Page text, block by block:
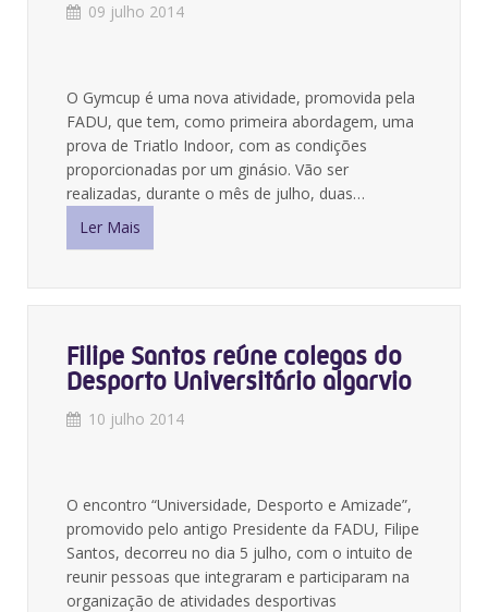
09 julho 2014
O Gymcup é uma nova atividade, promovida pela
FADU, que tem, como primeira abordagem, uma
prova de Triatlo Indoor, com as condições
proporcionadas por um ginásio. Vão ser
realizadas, durante o mês de julho, duas…
Ler Mais
Filipe Santos reúne colegas do
Desporto Universitário algarvio
10 julho 2014
O encontro “Universidade, Desporto e Amizade”,
promovido pelo antigo Presidente da FADU, Filipe
Santos, decorreu no dia 5 julho, com o intuito de
reunir pessoas que integraram e participaram na
organização de atividades desportivas